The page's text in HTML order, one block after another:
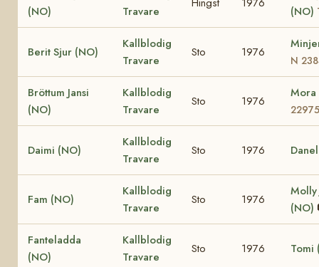
(NO)
Travare
(NO)
Berit Sjur (NO)
Kallblodig
Travare
Sto 1976
N
Bröttum Jansi
(NO)
Kallblodig
Travare
Sto 1976
22975
Daimi (NO)
Kallblodig
Travare
Sto 1976
Fam (NO)
Kallblodig
Travare
Sto 1976
Molly
(NO)
Fanteladda
(NO)
Kallblodig
Travare
Sto 1976 Tomi